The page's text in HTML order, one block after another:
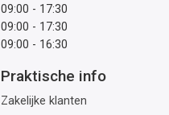
09:00 - 17:30
09:00 - 17:30
09:00 - 16:30
Praktische info
Zakelijke klanten